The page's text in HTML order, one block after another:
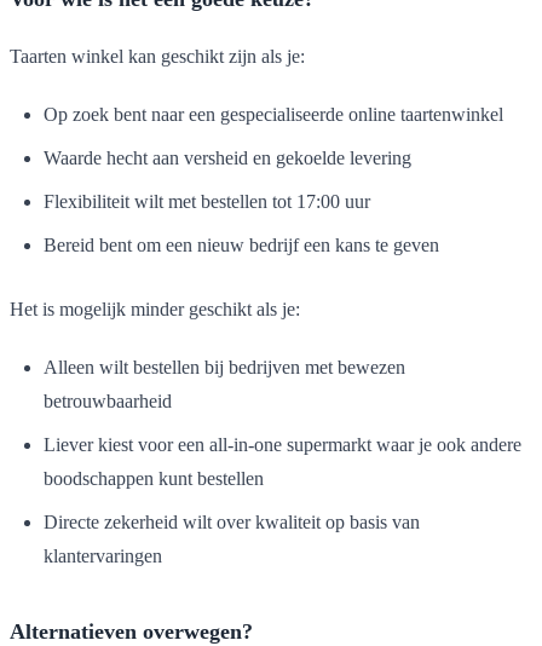
Taarten winkel kan geschikt zijn als je:
Op zoek bent naar een gespecialiseerde online taartenwinkel
Waarde hecht aan versheid en gekoelde levering
Flexibiliteit wilt met bestellen tot 17:00 uur
Bereid bent om een nieuw bedrijf een kans te geven
Het is mogelijk minder geschikt als je:
Alleen wilt bestellen bij bedrijven met bewezen
betrouwbaarheid
Liever kiest voor een all-in-one supermarkt waar je ook andere
boodschappen kunt bestellen
Directe zekerheid wilt over kwaliteit op basis van
klantervaringen
Alternatieven overwegen?